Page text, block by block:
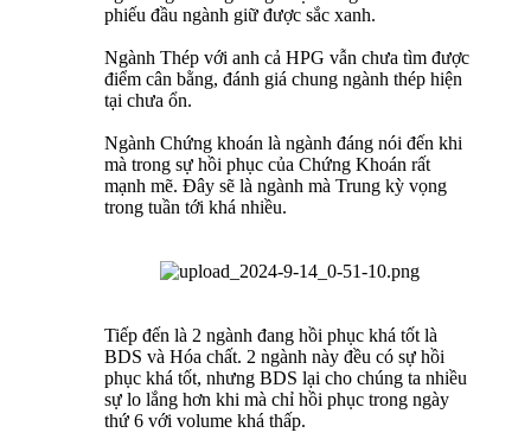
phiếu đầu ngành giữ được sắc xanh.
Ngành Thép với anh cả HPG vẫn chưa tìm được
điểm cân bằng, đánh giá chung ngành thép hiện
tại chưa ổn.
Ngành Chứng khoán là ngành đáng nói đến khi
mà trong sự hồi phục của Chứng Khoán rất
mạnh mẽ. Đây sẽ là ngành mà Trung kỳ vọng
trong tuần tới khá nhiều.
Tiếp đến là 2 ngành đang hồi phục khá tốt là
BDS và Hóa chất. 2 ngành này đều có sự hồi
phục khá tốt, nhưng BDS lại cho chúng ta nhiều
sự lo lắng hơn khi mà chỉ hồi phục trong ngày
thứ 6 với volume khá thấp.